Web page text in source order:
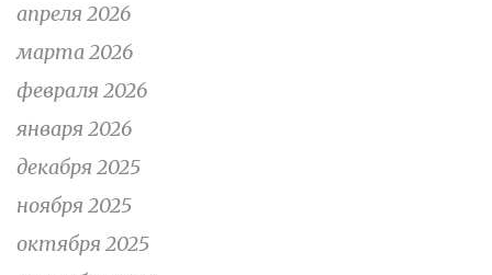
апреля 2026
марта 2026
февраля 2026
января 2026
декабря 2025
ноября 2025
октября 2025